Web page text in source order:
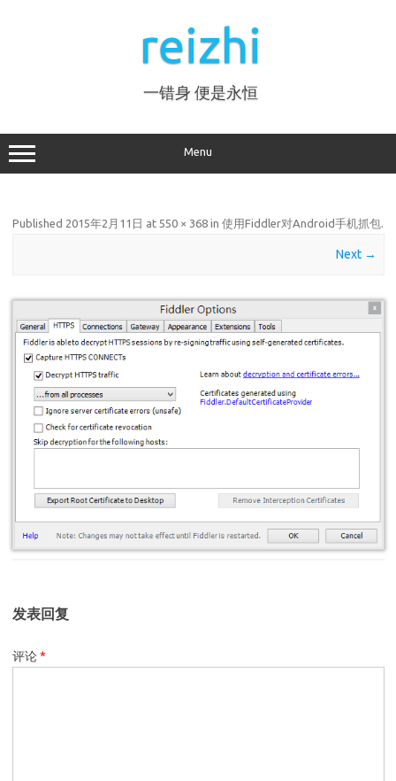
reizhi
一错身 便是永恒
Menu
Published 2015年2月11日 at 550 × 368 in 使用Fiddler对Android手机抓包.
Next →
发表回复
评论*